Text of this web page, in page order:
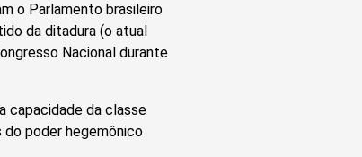
o Parlamento brasileiro
da ditadura (o atual
Nacional durante
capacidade da classe
poder hegemônico